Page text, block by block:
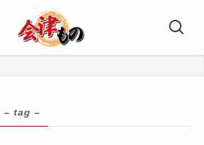
– tag –